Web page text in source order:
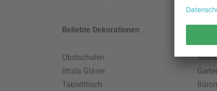
Beliebte Dekorationen
Obstschalen
Iittala Gläser
Tabletttisch